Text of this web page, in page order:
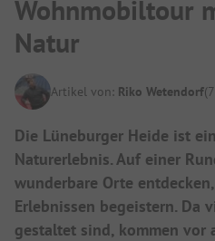
Wohnmobiltour
Natur
Artikel von: Riko Wetendorf
Die Lüneburger Heide ist
Naturerlebnis. Auf einer
wunderbare Orte
Erlebnissen begeistern. Da
gestaltet sind, kommen vor